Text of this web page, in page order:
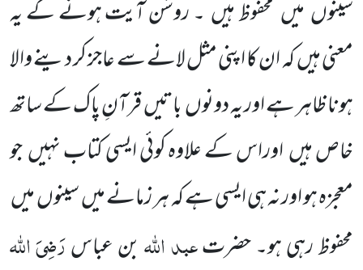
سینوں میں محفوظ ہیں ۔ روشن آیت ہونے کے یہ
معنی ہیں کہ ان کا اپنی مثل لانے سے عاجز کر دینے والا
ہونا ظاہر ہے اور یہ دونوں باتیں قرآنِ پاک کے ساتھ
خاص ہیں اوراس کے علاوہ کوئی ایسی کتاب نہیں جو
معجزہ ہو اور نہ ہی ایسی ہے کہ ہر زمانے میں سینوں میں
محفوظ رہی ہو۔ حضرتعبد اللہبن عباسرَضِیَ اللہ